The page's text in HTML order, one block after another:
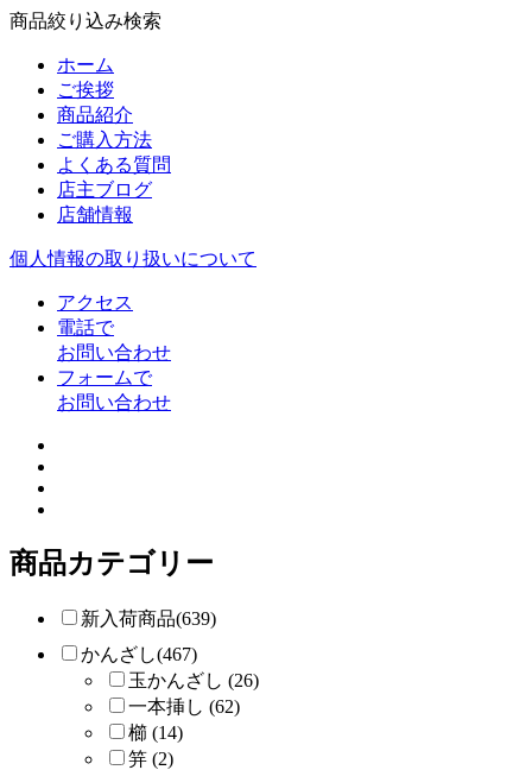
商品絞り込み検索
ホーム
ご挨拶
商品紹介
ご購入方法
よくある質問
店主ブログ
店舗情報
個人情報の取り扱いについて
アクセス
電話で
お問い合わせ
フォームで
お問い合わせ
商品カテゴリー
新入荷商品(639)
かんざし(467)
玉かんざし (26)
一本挿し (62)
櫛 (14)
笄 (2)